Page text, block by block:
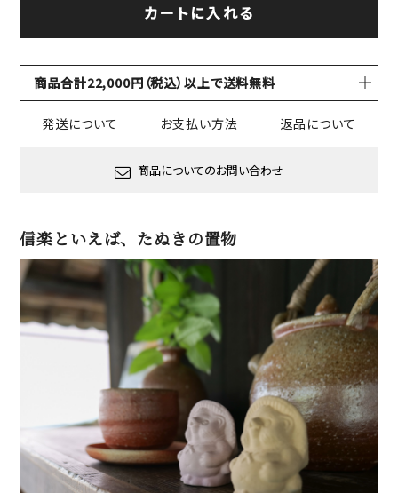
カートに入れる
商品合計22,000円（税込）以上で送料無料
発送について お支払い方法 返品について
商品についてのお問い合わせ
信楽といえば、たぬきの置物